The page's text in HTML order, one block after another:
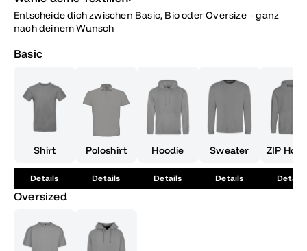
Entscheide dich zwischen Basic, Bio oder Oversize – ganz
nach deinem Wunsch
Basic
Shirt
Details
Poloshirt
Details
Hoodie
Details
Sweater
Details
ZIP
Details
Oversized